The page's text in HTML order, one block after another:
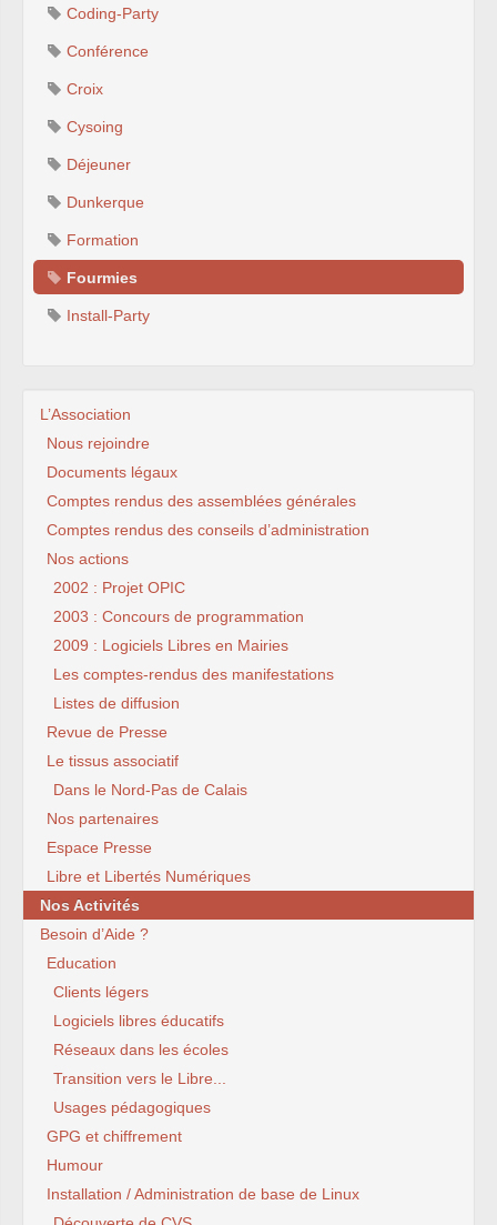
Coding-Party
Conférence
Croix
Cysoing
Déjeuner
Dunkerque
Formation
Fourmies
Install-Party
L’Association
Nous rejoindre
Documents légaux
Comptes rendus des assemblées générales
Comptes rendus des conseils d’administration
Nos actions
2002 : Projet OPIC
2003 : Concours de programmation
2009 : Logiciels Libres en Mairies
Les comptes-rendus des manifestations
Listes de diffusion
Revue de Presse
Le tissus associatif
Dans le Nord-Pas de Calais
Nos partenaires
Espace Presse
Libre et Libertés Numériques
Nos Activités
Besoin d’Aide ?
Education
Clients légers
Logiciels libres éducatifs
Réseaux dans les écoles
Transition vers le Libre...
Usages pédagogiques
GPG et chiffrement
Humour
Installation / Administration de base de Linux